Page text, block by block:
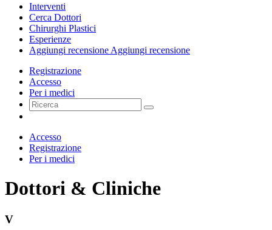
Interventi
Cerca Dottori
Chirurghi Plastici
Esperienze
Aggiungi recensione Aggiungi recensione
Registrazione
Accesso
Per i medici
Accesso
Registrazione
Per i medici
Dottori & Cliniche
V